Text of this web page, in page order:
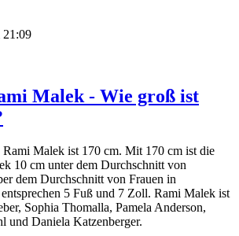
21:09
Malek - Wie groß ist
Malek ist 170 cm. Mit 170 cm ist die
10 cm unter dem Durchschnitt von
dem Durchschnitt von Frauen in
5 Fuß und 7 Zoll. Rami Malek ist
Sophia Thomalla, Pamela Anderson,
und Daniela Katzenberger.